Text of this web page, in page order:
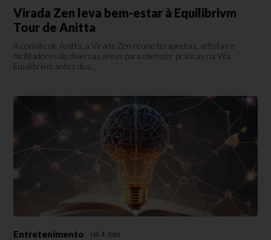
Virada Zen leva bem-estar à Equilibrivm
Tour de Anitta
A convite de Anitta, a Virada Zen reúne terapeutas, artistas e
facilitadores de diversas áreas para oferecer práticas na Vila
Equilibrivm antes dos...
Entretenimento Há 4 dias